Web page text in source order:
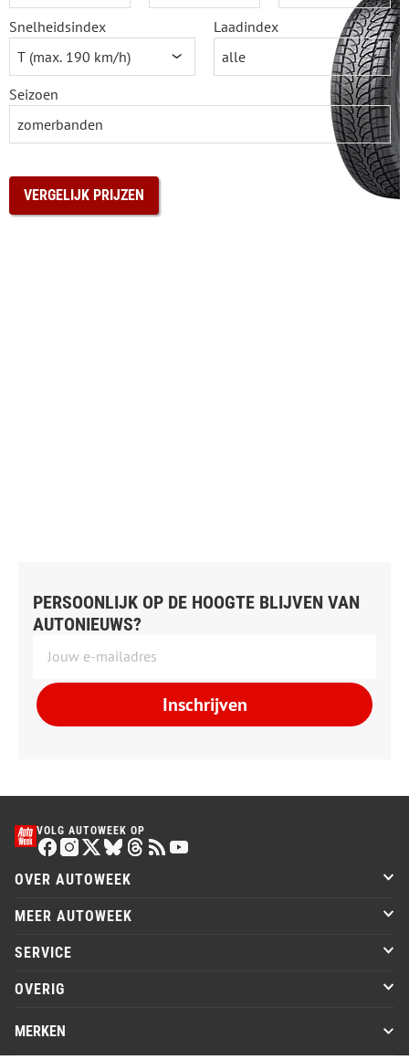
Snelheidsindex Laadindex
Seizoen
PERSOONLIJK OP DE HOOGTE BLIJVEN VAN
AUTONIEUWS?
Inschrijven
VOLG AUTOWEEK OP
OVER AUTOWEEK
MEER AUTOWEEK
SERVICE
OVERIG
MERKEN